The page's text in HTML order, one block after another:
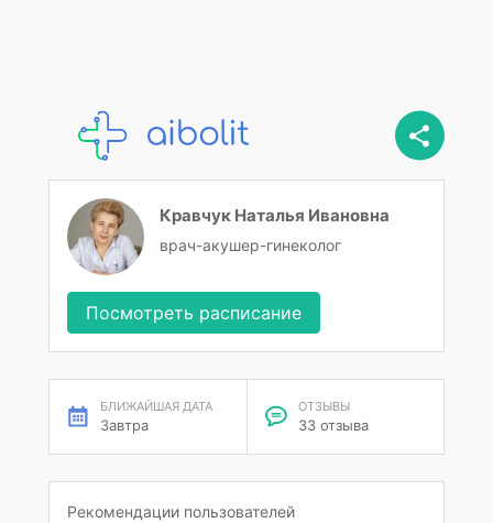
Кравчук Наталья Ивановна
врач-акушер-гинеколог
Посмотреть расписание
БЛИЖАЙШАЯ ДАТА
Завтра
ОТЗЫВЫ
33 отзыва
Рекомендации пользователей